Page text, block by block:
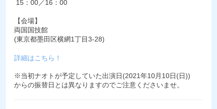
15：00／16：00
【会場】
両国国技館
(東京都墨田区横網1丁目3-28)
詳細はこちら！
※当初ナオトが予定していた出演日(2021年10月10日(日))
からの振替日とは異なりますのでご注意くださいませ。